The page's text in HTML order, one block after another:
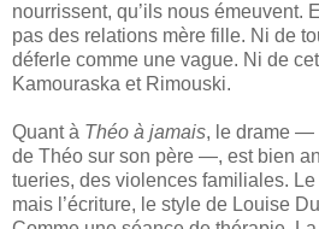
nourrissent, qu’ils nous émeuvent.
pas des relations mère fille. Ni de
déferle comme une vague. Ni de
Kamouraska et Rimouski.
Quant à Théo à jamais, le drame —
de Théo sur son père —, est bien
tueries, des violences familiales.
mais l’écriture, le style de Louise